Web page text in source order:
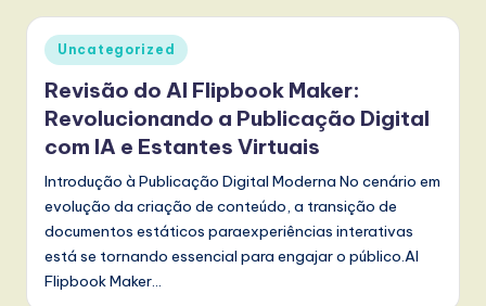
Posted
in
Uncategorized
Revisão do AI Flipbook Maker:
Revolucionando a Publicação Digital
com IA e Estantes Virtuais
Introdução à Publicação Digital Moderna No cenário em
evolução da criação de conteúdo, a transição de
documentos estáticos paraexperiências interativas
está se tornando essencial para engajar o público.AI
Flipbook Maker…